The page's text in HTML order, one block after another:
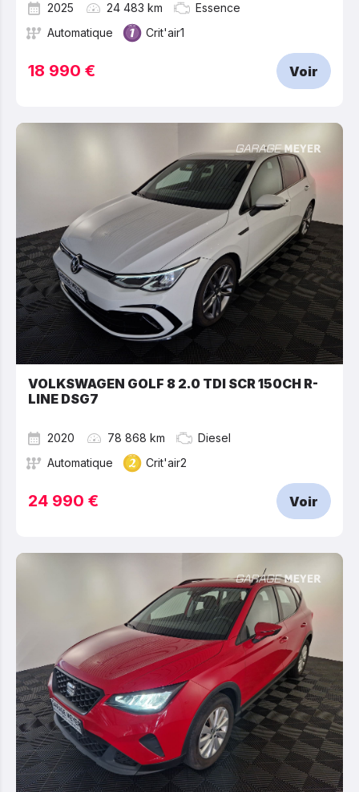
2025 24 483 km
Essence
Automatique
Crit'air1
18 990 € Voir
VOLKSWAGEN GOLF 8 2.0 TDI SCR 150CH R-
LINE DSG7
2020 78 868 km
Diesel
Automatique
Crit'air2
24 990 € Voir